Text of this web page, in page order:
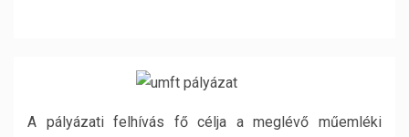
A pályázati felhívás fő célja a meglévő műemléki